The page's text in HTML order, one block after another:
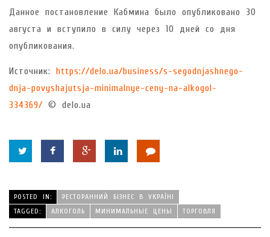
Данное постановление Кабмина было опубликовано 30
августа и вступило в силу через 10 дней со дня
опубликования.
Источник: https://delo.ua/business/s-segodnjashnego-
dnja-povyshajutsja-minimalnye-ceny-na-alkogol-
334369/ © delo.ua
POSTED IN:
РЕСТОРАННИЙ БІЗНЕС В УКРАЇНІ
TAGGED:
АЛКОГОЛЬ МИНИМАЛЬНЫЕ ЦЕНЫ ТОРГОВЛЯ